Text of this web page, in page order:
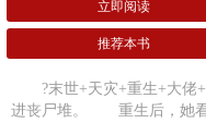
立即阅读
推荐本书
?末世+天灾+重生+大佬
进丧尸堆。 重生后，她看